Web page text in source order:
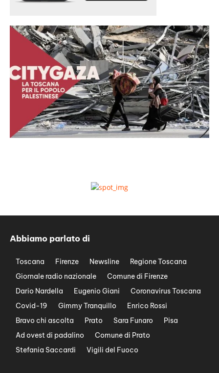
Abbiamo parlato di
Toscana Firenze Newsline
Regione Toscana
Giornale radio nazionale
Comune di Firenze
Dario Nardella
Eugenio Giani
Coronavirus Toscana
Covid-19
Gimmy Tranquillo
Enrico Rossi
Bravo chi ascolta
Prato Sara Funaro
Pisa
Ad ovest di padalino
Comune di Prato
Stefania Saccardi
Vigili del Fuoco